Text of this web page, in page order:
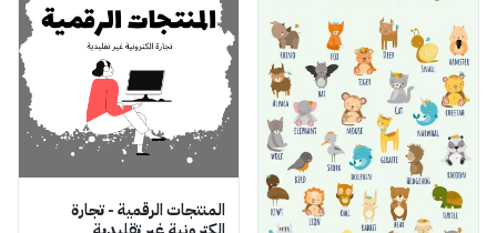
المنتجات الرقمية - تجارة